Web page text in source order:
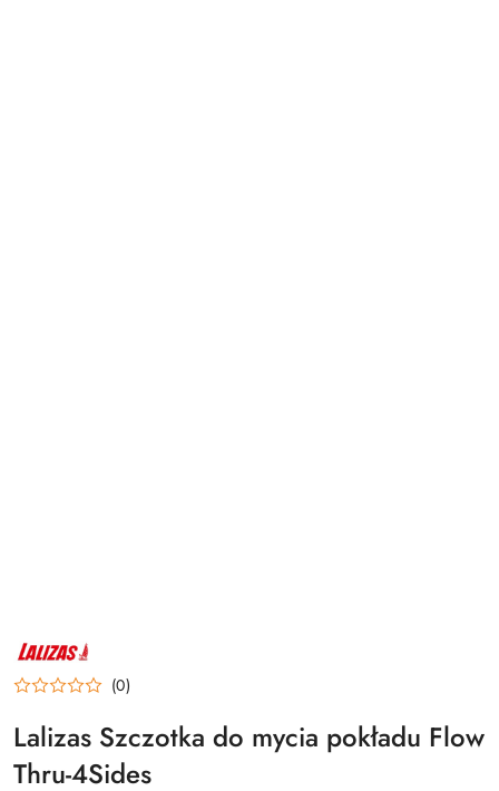
NAZWA
PRODUCENTA:
LALIZAS (0)
Lalizas Szczotka do mycia pokładu Flow
Thru-4Sides